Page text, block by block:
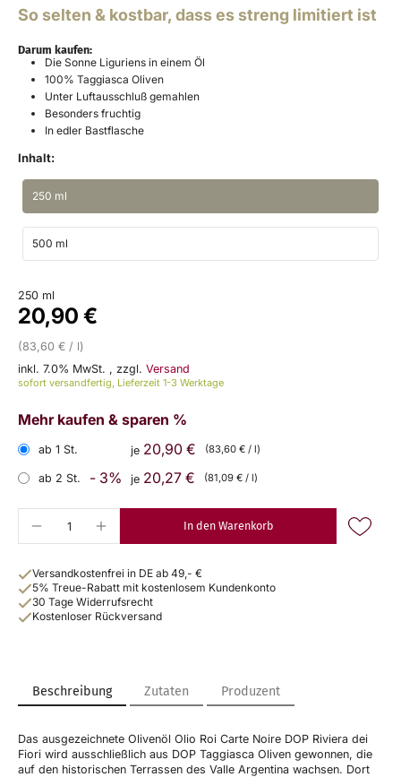
So selten & kostbar, dass es streng limitiert ist
Darum kaufen:
Die Sonne Liguriens in einem Öl
100% Taggiasca Oliven
Unter Luftausschluß gemahlen
Besonders fruchtig
In edler Bastflasche
Inhalt:
250 ml
500 ml
250 ml
20,90 €
(83,60 € / l)
inkl. 7.0% MwSt. , zzgl. Versand
sofort versandfertig, Lieferzeit 1-3 Werktage
Mehr kaufen & sparen %
ab 1 St. je 20,90 € (83,60 € / l)
ab 2 St. - 3% je 20,27 € (81,09 € / l)
In den Warenkorb
Versandkostenfrei in DE ab 49,- €
5% Treue-Rabatt mit kostenlosem Kundenkonto
30 Tage Widerrufsrecht
Kostenloser Rückversand
Beschreibung Zutaten Produzent
Das ausgezeichnete Olivenöl Olio Roi Carte Noire DOP Riviera dei
Fiori wird ausschließlich aus DOP Taggiasca Oliven gewonnen, die
auf den historischen Terrassen des Valle Argentina wachsen. Dort